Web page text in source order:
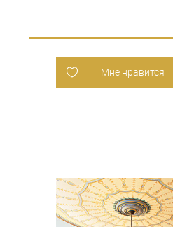
Мне нравится